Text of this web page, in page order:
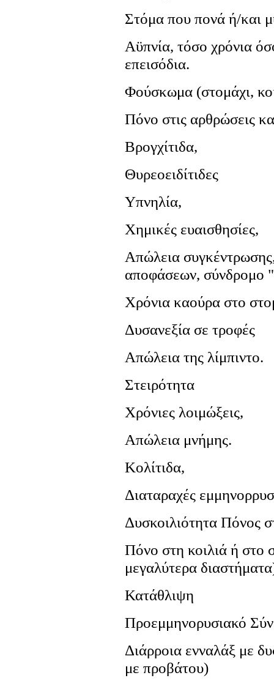
Στόμα που πονά ή/και
Αϋπνία, τόσο χρόνια
επεισόδια.
Φούσκωμα (στομάχι,
Πόνο στις αρθρώσεις
Βρογχίτιδα,
Θυρεοειδίτιδες
Υπνηλία,
Χημικές ευαισθησίες,
Απώλεια
αποφάσεων, σύνδρομο
Χρόνια καούρα στο
Δυσανεξία σε τροφές
Απώλεια της λίμπιντο.
Στειρότητα
Χρόνιες λοιμώξεις,
Απώλεια μνήμης.
Κολίτιδα,
Διαταραχές
Δυσκοιλιότητα Πόνος
Πόνο στη κοιλιά ή στο
μεγαλύτερα
Κατάθλιψη
Προεμμηνορυσιακό
Διάρροια ενναλάξ με
με προβάτου)